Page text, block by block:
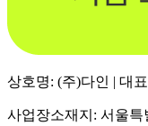
상호명: (주)다인 | 대
사업장소재지: 서울특